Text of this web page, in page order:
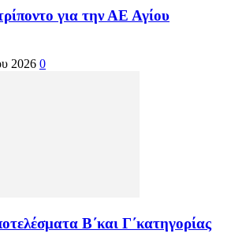
για την ΑΕ Αγίου
2026 0
Β΄και Γ΄κατηγορίας